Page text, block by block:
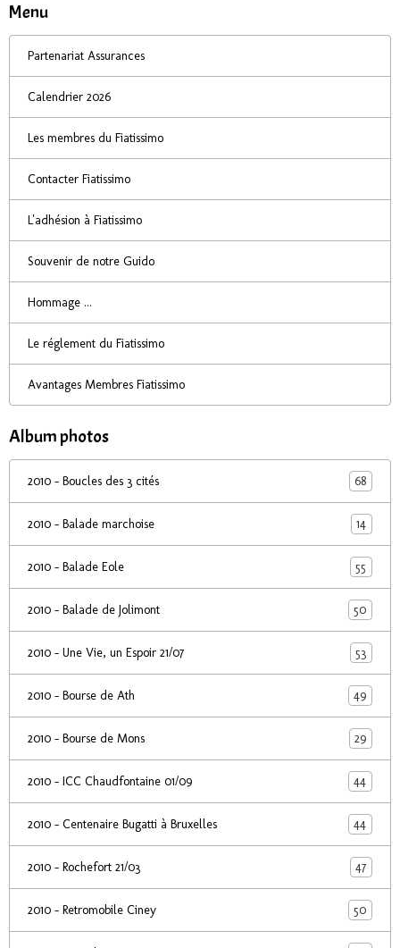
Menu
Partenariat Assurances
Calendrier 2026
Les membres du Fiatissimo
Contacter Fiatissimo
L'adhésion à Fiatissimo
Souvenir de notre Guido
Hommage ...
Le réglement du Fiatissimo
Avantages Membres Fiatissimo
Album photos
2010 - Boucles des 3 cités 68
2010 - Balade marchoise 14
2010 - Balade Eole 55
2010 - Balade de Jolimont 50
2010 - Une Vie, un Espoir 21/07 53
2010 - Bourse de Ath 49
2010 - Bourse de Mons 29
2010 - ICC Chaudfontaine 01/09 44
2010 - Centenaire Bugatti à Bruxelles 44
2010 - Rochefort 21/03 47
2010 - Retromobile Ciney 50